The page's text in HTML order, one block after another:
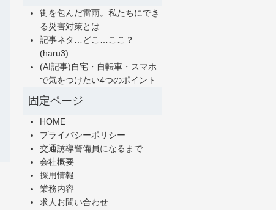
街を包んだ雷雨。私たちにでき
る災害対策とは
記事ネタ…どこ…ここ？
(haru3)
(AI記事)自宅・自転車・スマホ
で気をつけたい4つのポイント
固定ページ
HOME
プライバシーポリシー
交通誘導警備員になるまで
会社概要
採用情報
業務内容
求人お問い合わせ